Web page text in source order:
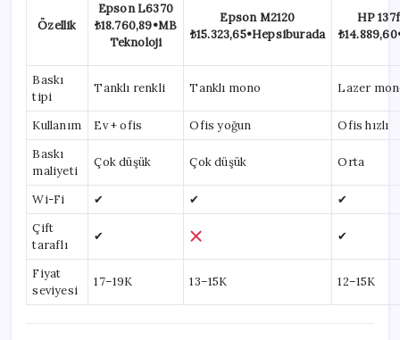
Özellik
Epson L6370
₺18.760,89•MB
Teknoloji
Epson M2120
₺15.323,65•Hepsiburada
HP
₺14.889,60
Baskı
tipi
Tanklı renkli Tanklı mono Lazer
Kullanım Ev + ofis Ofis yoğun
Ofis hızlı
Baskı
maliyeti
Çok düşük Çok düşük Orta
Wi-Fi ✔ ✔
✔
Çift
taraflı
✔ ✔
Fiyat
seviyesi
17–19K 13–15K 12–15K